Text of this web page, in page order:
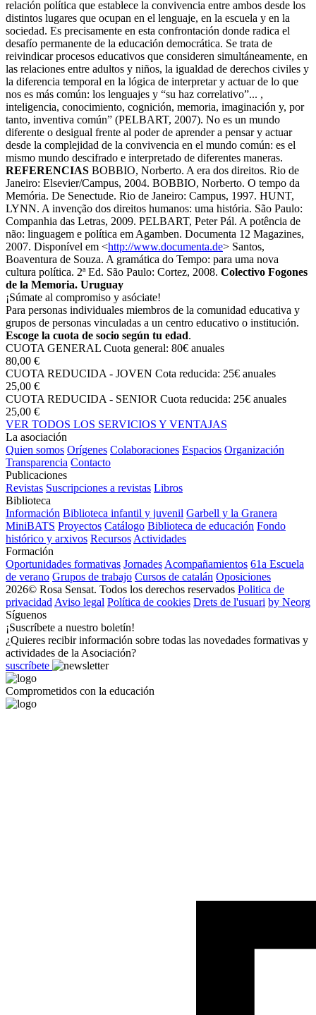
relación política que establece la convivencia entre ambos desde los
distintos lugares que ocupan en el lenguaje, en la escuela y en la
sociedad. Es precisamente en esta confrontación donde radica el
desafío permanente de la educación democrática. Se trata de
reivindicar procesos educativos que consideren simultáneamente, en
las relaciones entre adultos y niños, la igualdad de derechos civiles y
la diferencia temporal en la lógica de interpretar y actuar de lo que
nos es más común: los lenguajes y “su haz correlativo”... ,
inteligencia, conocimiento, cognición, memoria, imaginación y, por
tanto, inventiva común” (PELBART, 2007). No es un mundo
diferente o desigual frente al poder de aprender a pensar y actuar
desde la complejidad de la convivencia en el mundo común: es el
mismo mundo descifrado e interpretado de diferentes maneras.
REFERENCIAS BOBBIO, Norberto. A era dos direitos. Rio de
Janeiro: Elsevier/Campus, 2004. BOBBIO, Norberto. O tempo da
Memória. De Senectude. Rio de Janeiro: Campus, 1997. HUNT,
LYNN. A invenção dos direitos humanos: uma história. São Paulo:
Companhia das Letras, 2009. PELBART, Peter Pál. A potência de
não: linguagem e política em Agamben. Documenta 12 Magazines,
2007. Disponível em <http://www.documenta.de> Santos,
Boaventura de Souza. A gramática do Tempo: para uma nova
cultura política. 2ª Ed. São Paulo: Cortez, 2008. Colectivo Fogones
de la Memoria. Uruguay
¡Súmate al compromiso y asóciate!
Para personas individuales miembros de la comunidad educativa y
grupos de personas vinculadas a un centro educativo o institución.
Escoge la cuota de socio según tu edad.
CUOTA GENERAL Cuota general: 80€ anuales
80,00 €
CUOTA REDUCIDA - JOVEN Cota reducida: 25€ anuales
25,00 €
CUOTA REDUCIDA - SENIOR Cuota reducida: 25€ anuales
25,00 €
VER TODOS LOS SERVICIOS Y VENTAJAS
La asociación
Quien somos Orígenes Colaboraciones Espacios Organización
Transparencia Contacto
Publicaciones
Revistas Suscripciones a revistas Libros
Biblioteca
Información Biblioteca infantil y juvenil Garbell y la Granera
MiniBATS Proyectos Catálogo Biblioteca de educación Fondo
histórico y arxivos Recursos Actividades
Formación
Oportunidades formativas Jornades Acompañamientos 61a Escuela
de verano Grupos de trabajo Cursos de catalán Oposiciones
2026© Rosa Sensat. Todos los derechos reservados Politica de
privacidad Aviso legal Política de cookies Drets de l'usuari by Neorg
Síguenos
¡Suscríbete a nuestro boletín!
¿Quieres recibir información sobre todas las novedades formativas y
actividades de la Asociación?
suscríbete
Comprometidos con la educación